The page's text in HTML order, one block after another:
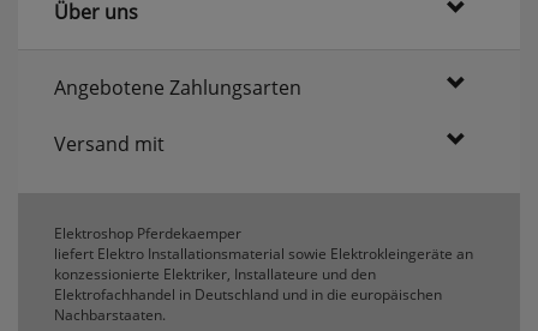
Über uns
Angebotene Zahlungsarten
Versand mit
Elektroshop Pferdekaemper
liefert Elektro Installationsmaterial sowie Elektrokleingeräte an
konzessionierte Elektriker, Installateure und den
Elektrofachhandel in Deutschland und in die europäischen
Nachbarstaaten.